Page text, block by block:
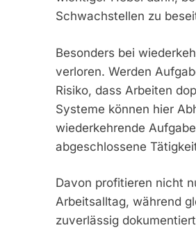
Schwachstellen zu
Besonders bei
verloren. Werden
Risiko, dass Arbeiten
Systeme können hier
wiederkehrende
abgeschlossene
Davon profitieren nicht
Arbeitsalltag, während
zuverlässig